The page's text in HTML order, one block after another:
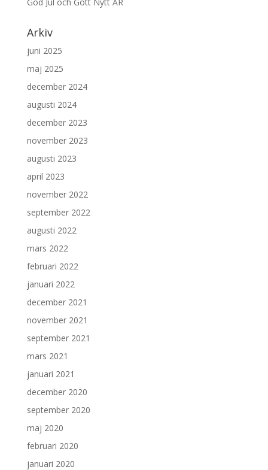
Arkiv
juni 2025
maj 2025
december 2024
augusti 2024
december 2023
november 2023
augusti 2023
april 2023
november 2022
september 2022
augusti 2022
mars 2022
februari 2022
januari 2022
december 2021
november 2021
september 2021
mars 2021
januari 2021
december 2020
september 2020
maj 2020
februari 2020
januari 2020